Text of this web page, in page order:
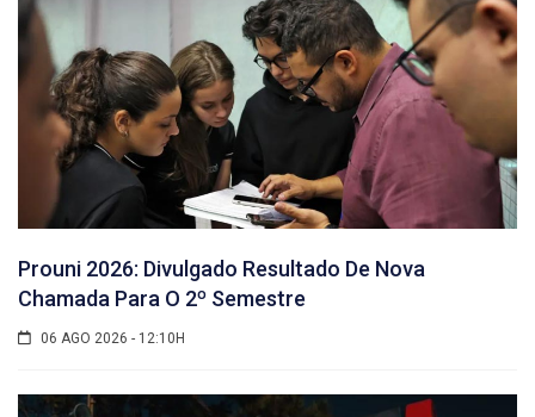
Prouni 2026: Divulgado Resultado De Nova
Chamada Para O 2º Semestre
06 AGO 2026 - 12:10H